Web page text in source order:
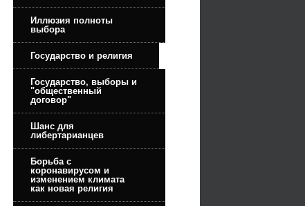
Иллюзия полноты
выбора
Государство и религия
Государство, выборы и
"общественный
договор"
Шанс для
либертарианцев
Борьба с
коронавирусом и
изменением климата
как новая религия